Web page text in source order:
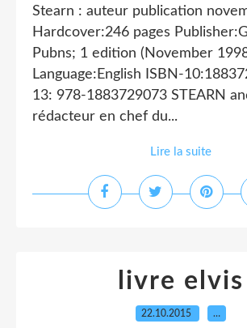
Stearn : auteur publication
Hardcover:246 pages
Pubns; 1 edition (November
Language:English ISBN-
13: 978-1883729073 STEARN
rédacteur en chef du...
Lire la suite
livre elvis
22.10.2015 …